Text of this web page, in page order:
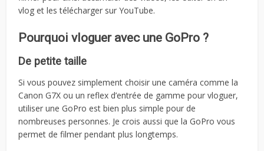
vlog et les télécharger sur YouTube.
Pourquoi vloguer avec une GoPro ?
De petite taille
Si vous pouvez simplement choisir une caméra comme la
Canon G7X ou un reflex d’entrée de gamme pour vloguer,
utiliser une GoPro est bien plus simple pour de
nombreuses personnes. Je crois aussi que la GoPro vous
permet de filmer pendant plus longtemps.